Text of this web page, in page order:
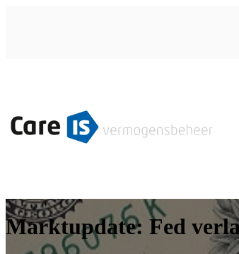
Marktupdate: Fed